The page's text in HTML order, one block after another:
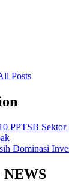
Posts
PPTSB
Dominasi